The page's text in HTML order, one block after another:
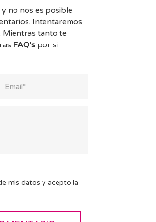
no nos es posible
Intentaremos
Mientras tanto te
FAQ’s por si
mis datos y acepto la